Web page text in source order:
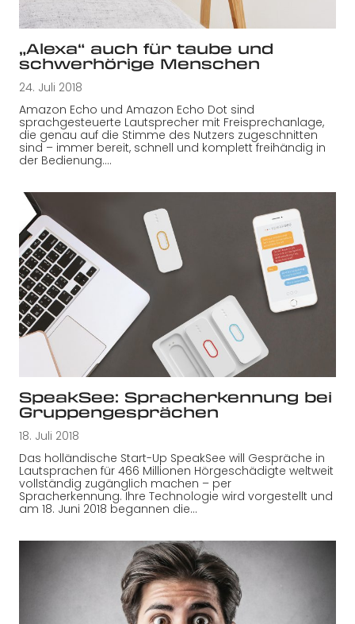
„Alexa“ auch für taube und
schwerhörige Menschen
24. Juli 2018
Amazon Echo und Amazon Echo Dot sind
sprachgesteuerte Lautsprecher mit Freisprechanlage,
die genau auf die Stimme des Nutzers zugeschnitten
sind – immer bereit, schnell und komplett freihändig in
der Bedienung.…
SpeakSee: Spracherkennung bei
Gruppengesprächen
18. Juli 2018
Das holländische Start-Up SpeakSee will Gespräche in
Lautsprachen für 466 Millionen Hörgeschädigte weltweit
vollständig zugänglich machen – per
Spracherkennung. Ihre Technologie wird vorgestellt und
am 18. Juni 2018 begannen die…